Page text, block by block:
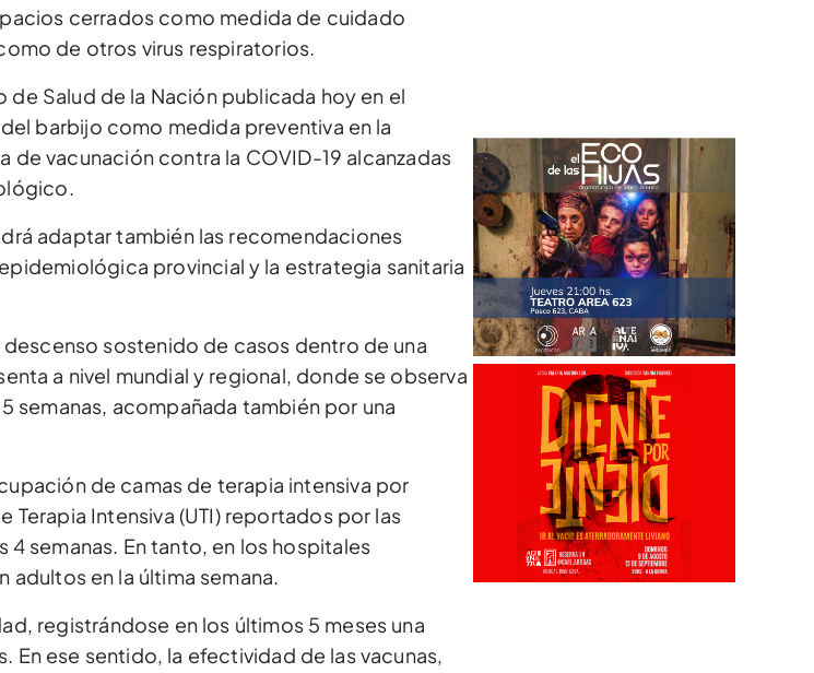
cerrados como medida de cuidado
de otros virus respiratorios.
Salud de la Nación publicada hoy en el
barbijo como medida preventiva en la
vacunación contra la COVID-19 alcanzadas
adaptar también las recomendaciones
provincial y la estrategia sanitaria
sostenido de casos dentro de una
a nivel mundial y regional, donde se observa
semanas, acompañada también por una
de camas de terapia intensiva por
Intensiva (UTI) reportados por las
semanas. En tanto, en los hospitales
adultos en la última semana.
registrándose en los últimos 5 meses una
En ese sentido, la efectividad de las vacunas,